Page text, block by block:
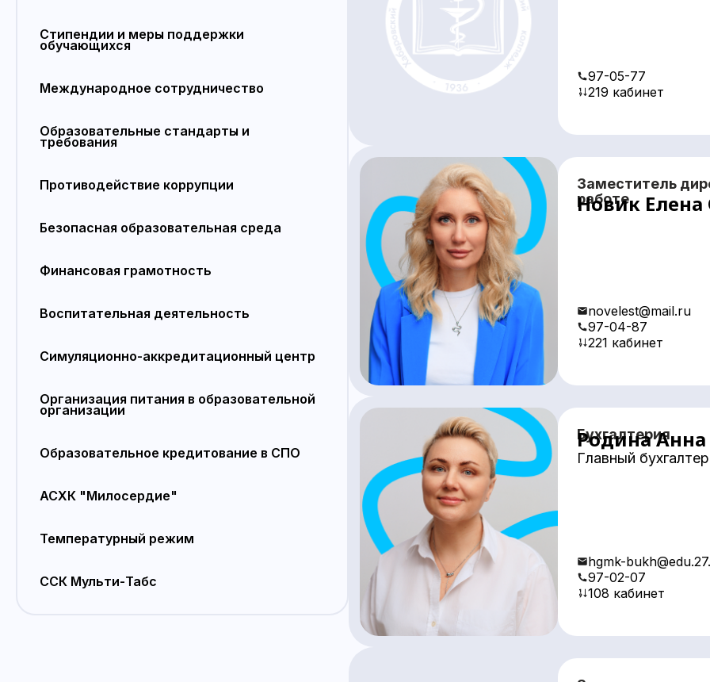
Стипендии и меры поддержки
обучающихся
Международное сотрудничество
Образовательные стандарты и
требования
Противодействие коррупции
Безопасная образовательная среда
Финансовая грамотность
Воспитательная деятельность
Симуляционно-аккредитационный центр
Организация питания в образовательной
организации
Образовательное кредитование в СПО
АСХК "Милосердие"
Температурный режим
ССК Мульти-Табс
97-05-77
219 кабинет
Заместитель
работе
Новик Елена
novelest@mail.ru
97-04-87
221 кабинет
Бухгалтерия
Родина
Главный бухгалтер
hgmk-
97-02-07
108 кабинет